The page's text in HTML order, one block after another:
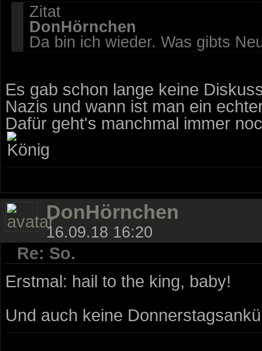
Zitat
DonHörnchen
Da bin ich wieder. Was gibts
Es gab schon lange keine
Nazis und wann ist man ein
Dafür geht's manchmal immer
DonHörnchen
16.09.18 16:20
Re: So.
Erstmal: hail to the king, baby!
Und auch keine